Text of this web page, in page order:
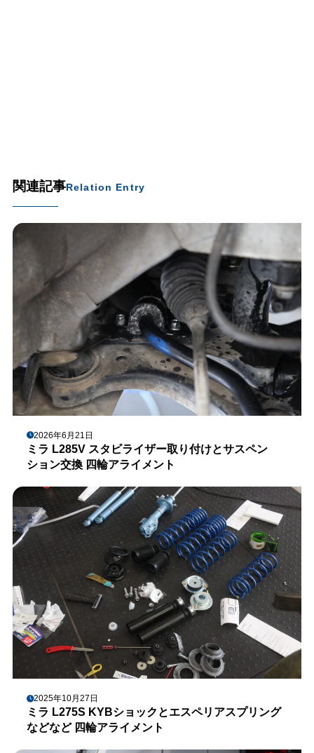
関連記事Relation Entry
2026年6月21日
ミラ L285V スタビライザー取り付けとサスペン
ション交換 四輪アライメント
2025年10月27日
ミラ L275S KYBショックとエスペリアスプリング
などなど 四輪アライメント